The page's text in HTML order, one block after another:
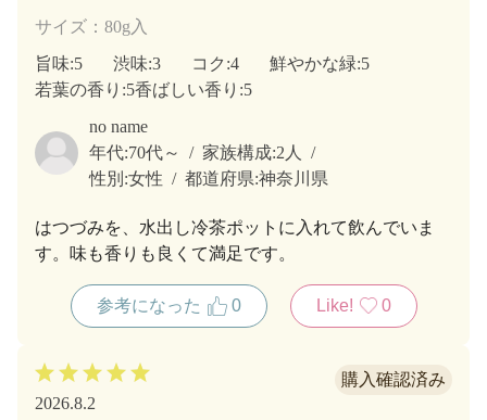
サイズ：80g入
旨味:5 渋味:3 コク :4 鮮やかな緑:5
若葉の香り :5香ばしい香り :5
no name
年代:70代～ 家族構成:2人
性別:女性 都道府県:神奈川県
はつづみを、水出し冷茶ポットに入れて飲んでいま
す。味も香りも良くて満足です。
参考になった 0 Like! 0
2026.8.2